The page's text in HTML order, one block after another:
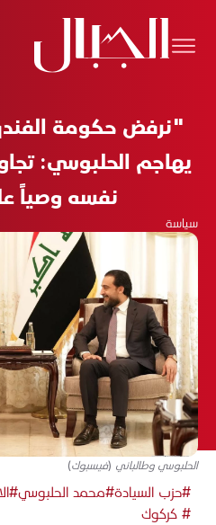
"نرفض حكومة
يهاجم الحلبوسي:
نفسه وصياً
سياسة
الحلبوسي وطالباني (فيسبوك)
#حزب السيادة#محمد الحلبوسي
# كركوك